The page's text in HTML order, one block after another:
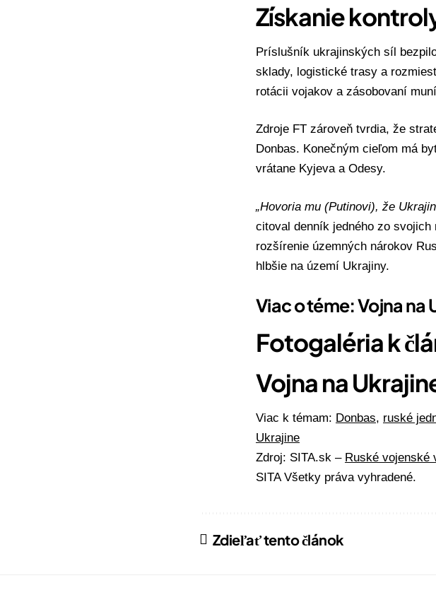
Získanie
Príslušník ukrajinských síl
sklady, logistické trasy a
rotácii vojakov a zásobovaní
Zdroje FT zároveň tvrdia, že
Donbas. Konečným cieľom má
vrátane Kyjeva a Odesy.
„Hovoria mu (Putinovi), že
citoval denník jedného zo
rozšírenie územných nárokov
hlbšie na území Ukrajiny.
Viac o téme: Vojna na
Fotogaléria k
Vojna na
Viac k témam: Donbas, ruské
Ukrajine
Zdroj: SITA.sk – Ruské vojenské
SITA Všetky práva vyhradené.
Zdieľať tento článok